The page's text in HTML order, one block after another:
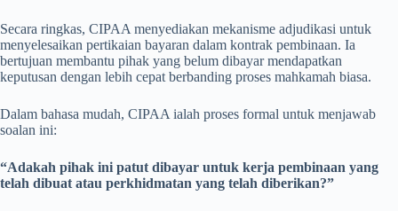
Secara ringkas, CIPAA menyediakan mekanisme adjudikasi untuk
menyelesaikan pertikaian bayaran dalam kontrak pembinaan. Ia
bertujuan membantu pihak yang belum dibayar mendapatkan
keputusan dengan lebih cepat berbanding proses mahkamah biasa.
Dalam bahasa mudah, CIPAA ialah proses formal untuk menjawab
soalan ini:
“Adakah pihak ini patut dibayar untuk kerja pembinaan yang
telah dibuat atau perkhidmatan yang telah diberikan?”